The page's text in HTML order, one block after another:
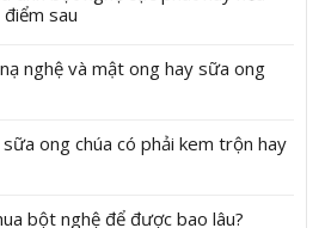
sau
nghệ và mật ong hay sữa ong
ong chúa có phải kem trộn hay
bột nghệ để được bao lâu?